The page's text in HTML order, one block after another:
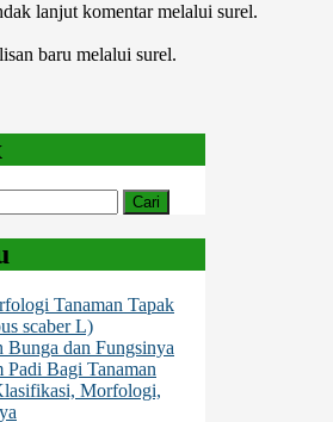
lanjut komentar melalui surel.
baru melalui surel.
Tanaman Tapak
scaber L)
Bunga dan Fungsinya
Padi Bagi Tanaman
Morfologi,